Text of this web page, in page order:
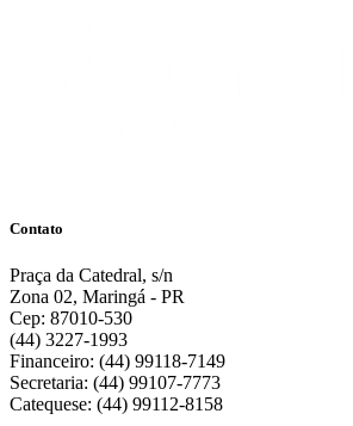
Contato
Praça da Catedral, s/n
Zona 02, Maringá - PR
Cep: 87010-530
(44) 3227-1993
Financeiro: (44) 99118-7149
Secretaria: (44) 99107-7773
Catequese: (44) 99112-8158